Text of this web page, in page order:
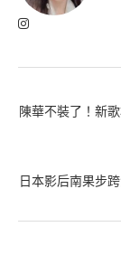
陳華不裝了！新
日本影后南果步